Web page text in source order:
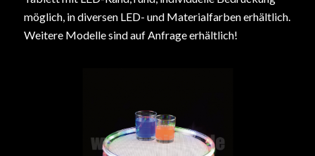
möglich, in diversen LED- und Materialfarben erhältlich.
Weitere Modelle sind auf Anfrage erhältlich!